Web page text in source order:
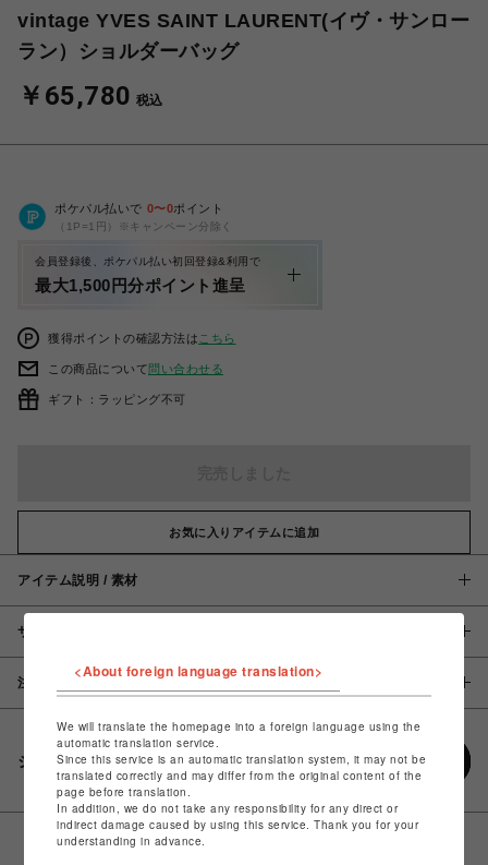
vintage YVES SAINT LAURENT(イヴ・サンロー
ラン）ショルダーバッグ
￥65,780 税込
ポケパル払いで 0〜0ポイント
（1P=1円）※キャンペーン分除く
会員登録後、ポケパル払い初回登録&利用で
最大1,500円分ポイント進呈
獲得ポイントの確認方法は こちら
この商品について問い合わせる
ギフト：ラッピング不可
お気に入りアイテムに追加
アイテム説明 / 素材
サイズ
注意事項
シェアする
<About foreign language translation>
We will translate the homepage into a foreign language using the
automatic translation service.
Since this service is an automatic translation system, it may not be
translated correctly and may differ from the original content of the
page before translation.
In addition, we do not take any responsibility for any direct or
indirect damage caused by using this service. Thank you for your
understanding in advance.